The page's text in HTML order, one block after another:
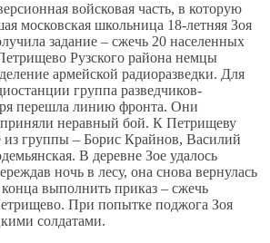
войсковая часть, в которую
московская школьница 18-летняя Зоя
задание – сжечь 20 населенных
Рузского района немцы
армейской радиоразведки. Для
группа разведчиков-
перешла линию фронта. Они
приняли неравный бой. К Петрищеву
из группы – Борис Крайнов, Василий
В деревне Зое удалось
ночь в лесу, она снова вернулась
выполнить приказ – сжечь
При попытке поджога Зоя
солдатами.